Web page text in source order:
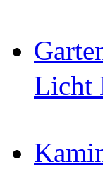
Licht